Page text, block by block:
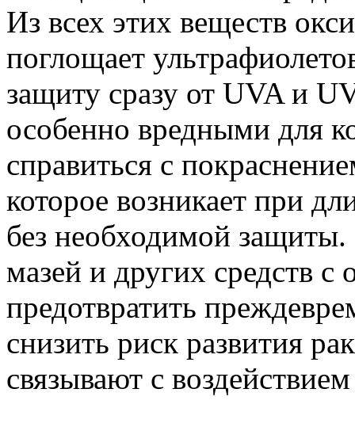
Из всех этих веществ
поглощает
защиту сразу от UVA и
особенно вредными для
справиться с
которое возникает при
без необходимой защиты.
мазей и других средств
предотвратить
снизить риск развития
связывают с